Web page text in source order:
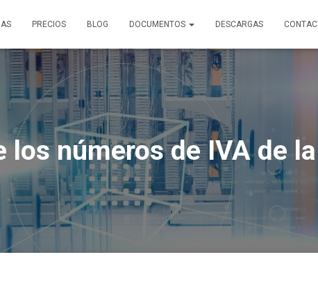
PRECIOS BLOG DOCUMENTOS DESCARGAS
números de IVA de la